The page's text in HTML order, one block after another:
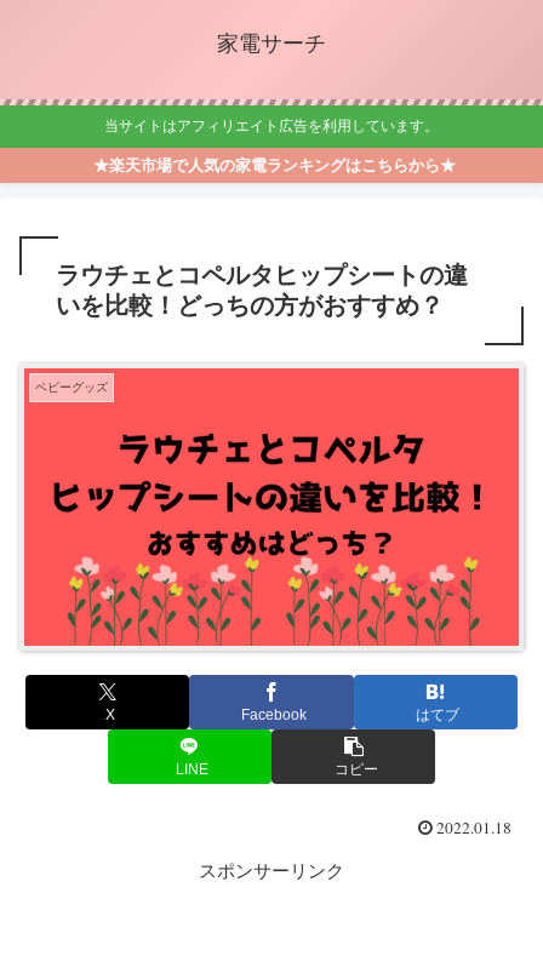
家電サーチ
当サイトはアフィリエイト広告を利用しています。
★楽天市場で人気の家電ランキングはこちらから★
ラウチェとコペルタヒップシートの違
いを比較！どっちの方がおすすめ？
ベビーグッズ
X Facebook はてブ
LINE コピー
2022.01.18
スポンサーリンク